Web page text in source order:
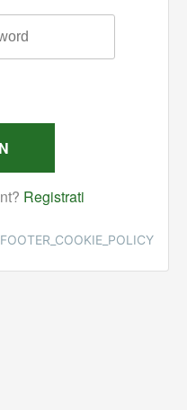
FOOTER_COOKIE_POLICY